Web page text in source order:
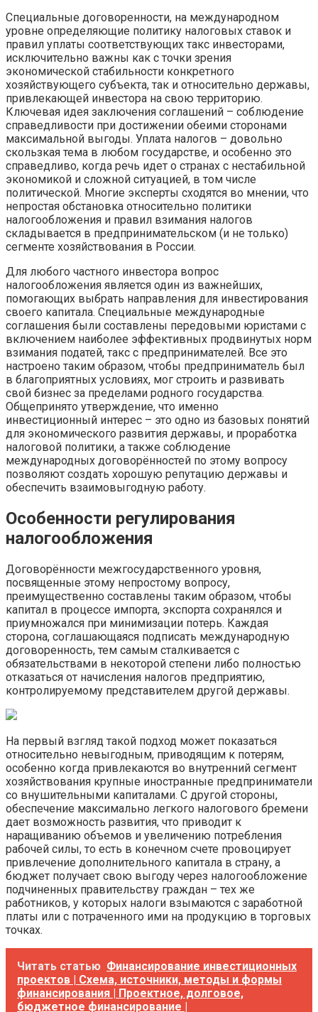
Специальные договоренности, на международном
уровне определяющие политику налоговых ставок и
правил уплаты соответствующих такс инвесторами,
исключительно важны как с точки зрения
экономической стабильности конкретного
хозяйствующего субъекта, так и относительно державы,
привлекающей инвестора на свою территорию.
Ключевая идея заключения соглашений – соблюдение
справедливости при достижении обеими сторонами
максимальной выгоды. Уплата налогов – довольно
скользкая тема в любом государстве, и особенно это
справедливо, когда речь идет о странах с нестабильной
экономикой и сложной ситуацией, в том числе
политической. Многие эксперты сходятся во мнении, что
непростая обстановка относительно политики
налогообложения и правил взимания налогов
складывается в предпринимательском (и не только)
сегменте хозяйствования в России.
Для любого частного инвестора вопрос
налогообложения является один из важнейших,
помогающих выбрать направления для инвестирования
своего капитала. Специальные международные
соглашения были составлены передовыми юристами с
включением наиболее эффективных продвинутых норм
взимания податей, такс с предпринимателей. Все это
настроено таким образом, чтобы предприниматель был
в благоприятных условиях, мог строить и развивать
свой бизнес за пределами родного государства.
Общепринято утверждение, что именно
инвестиционный интерес – это одно из базовых понятий
для экономического развития державы, и проработка
налоговой политики, а также соблюдение
международных договорённостей по этому вопросу
позволяют создать хорошую репутацию державы и
обеспечить взаимовыгодную работу.
Особенности регулирования
налогообложения
Договорённости межгосударственного уровня,
посвященные этому непростому вопросу,
преимущественно составлены таким образом, чтобы
капитал в процессе импорта, экспорта сохранялся и
приумножался при минимизации потерь. Каждая
сторона, соглашающаяся подписать международную
договоренность, тем самым сталкивается с
обязательствами в некоторой степени либо полностью
отказаться от начисления налогов предприятию,
контролируемому представителем другой державы.
На первый взгляд такой подход может показаться
относительно невыгодным, приводящим к потерям,
особенно когда привлекаются во внутренний сегмент
хозяйствования крупные иностранные предприниматели
со внушительными капиталами. С другой стороны,
обеспечение максимально легкого налогового бремени
дает возможность развития, что приводит к
наращиванию объемов и увеличению потребления
рабочей силы, то есть в конечном счете провоцирует
привлечение дополнительного капитала в страну, а
бюджет получает свою выгоду через налогообложение
подчиненных правительству граждан – тех же
работников, у которых налоги взымаются с заработной
платы или с потраченного ими на продукцию в торговых
точках.
Читать статью Финансирование инвестиционных
проектов | Схема, источники, методы и формы
финансирования | Проектное, долговое,
бюджетное финансирование |